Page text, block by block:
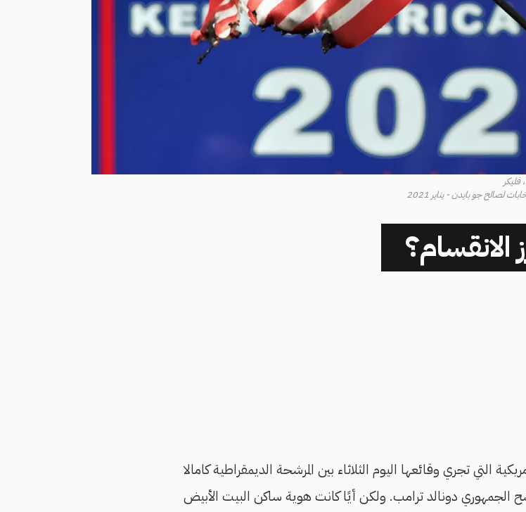
لصالح جو بايدن - يناير 2021
التي تجري وقائعها اليوم الثلاثاء بين المرشحة الديمقراطية كامالا
الجمهوري دونالد ترامب. ولكن أيًا كانت هوية ساكن البيت الأبيض